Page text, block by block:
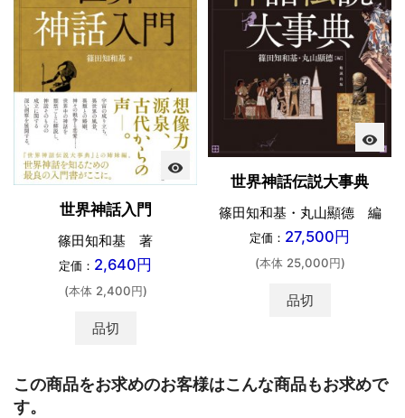
visibility
世界神話入門
篠田知和基 著
定価： 2,640円
(本体 2,400円)
品切
visibility
世界神話伝説大事典
篠田知和基・丸山顯德 編
定価： 27,500円
(本体 25,000円)
品切
この商品をお求めのお客様はこんな商品もお求めで
す。